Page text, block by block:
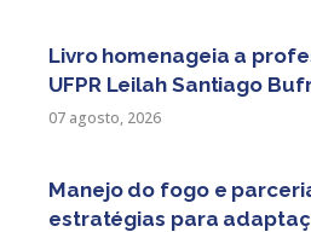
Livro homenageia a
UFPR Leilah Santiago
07 agosto, 2026
Manejo do fogo e
estratégias para